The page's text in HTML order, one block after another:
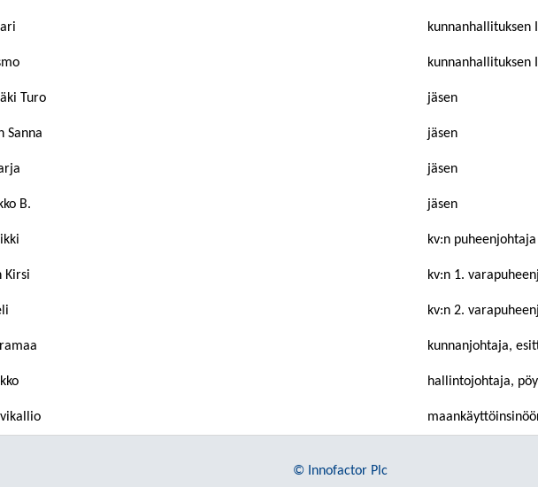
kunnanhallituksen
kunnanhallituksen
Turo jäsen
Sanna jäsen
jäsen
B. jäsen
kv:n puheenjohtaja
Kirsi kv:n 1.
kv:n 2.
kunnanjohtaja,
hallintojohtaja,
© Innofactor Plc